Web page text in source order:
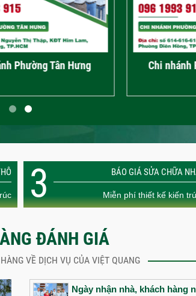
Chi nhánh Phường Diên Hồng
3 BÁO GIÁ SỬA CHỮA
Miễn phí thiết kế kiến
ĐÁNH GIÁ
VỀ DỊCH VỤ CỦA VIỆT QUANG
Ngày nhận nhà, khách hàng